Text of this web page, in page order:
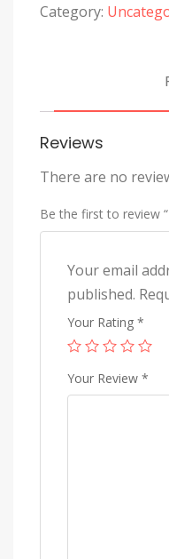
Category:
Reviews
There are no
Be the first to review
Your email
published.
Your Rating *
Your Review *